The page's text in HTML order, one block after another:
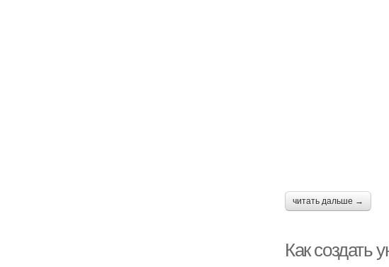
читать дальше →
Как создать